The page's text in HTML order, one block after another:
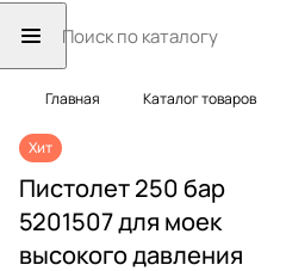
Главная Каталог товаров
Хит
Пистолет 250 бар
5201507 для моек
высокого давления